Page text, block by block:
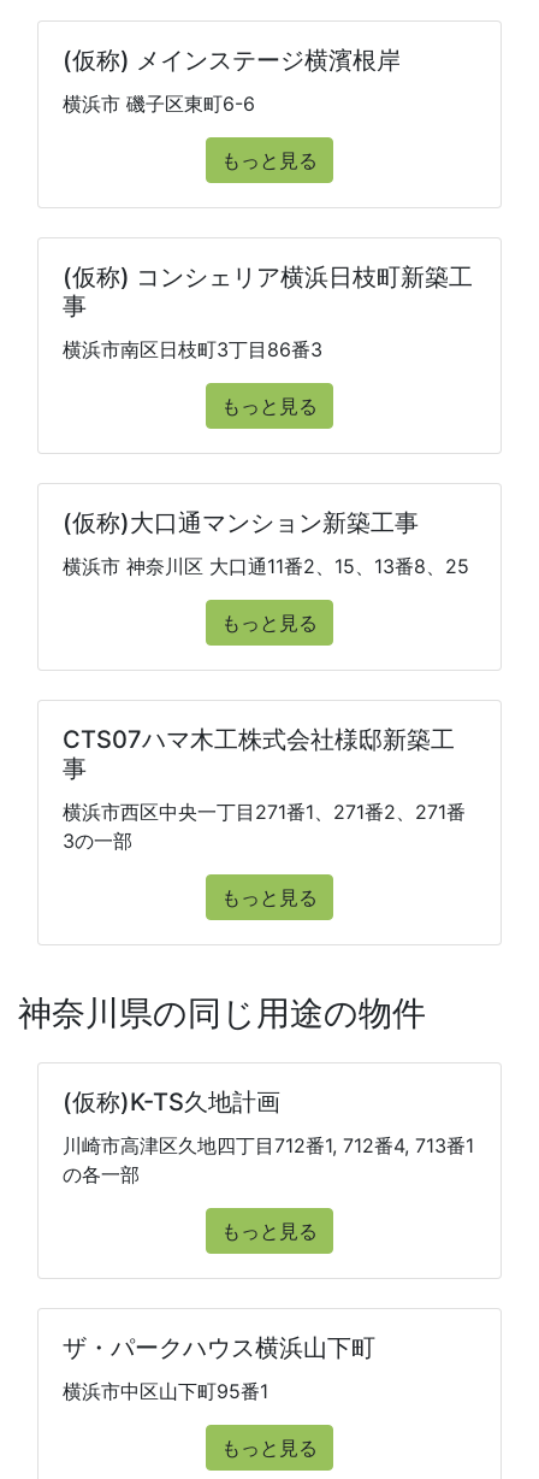
(仮称) メインステージ横濱根岸
横浜市 磯子区東町6-6
もっと見る
(仮称) コンシェリア横浜日枝町新築工
事
横浜市南区日枝町3丁目86番3
もっと見る
(仮称)大口通マンション新築工事
横浜市 神奈川区 大口通11番2、15、13番8、25
もっと見る
CTS07ハマ木工株式会社様邸新築工
事
横浜市西区中央一丁目271番1、271番2、271番
3の一部
もっと見る
神奈川県の同じ用途の物件
(仮称)K-TS久地計画
川崎市高津区久地四丁目712番1, 712番4, 713番1
の各一部
もっと見る
ザ・パークハウス横浜山下町
横浜市中区山下町95番1
もっと見る